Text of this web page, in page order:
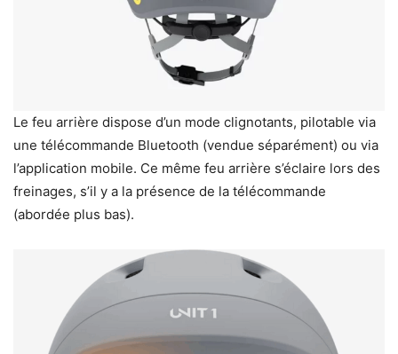
Le feu arrière dispose d’un mode clignotants, pilotable via
une télécommande Bluetooth (vendue séparément) ou via
l’application mobile. Ce même feu arrière s’éclaire lors des
freinages, s’il y a la présence de la télécommande
(abordée plus bas).